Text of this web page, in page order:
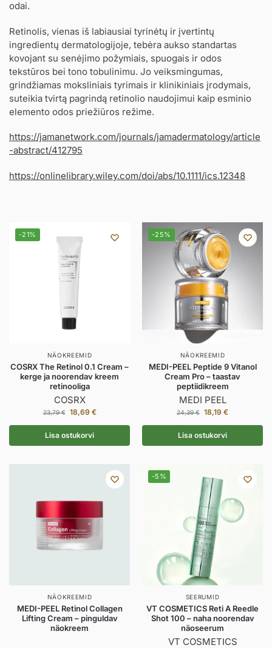
odai.
Retinolis, vienas iš labiausiai tyrinėtų ir įvertintų
ingredientų dermatologijoje, tebėra aukso standartas
kovojant su senėjimo požymiais, spuogais ir odos
tekstūros bei tono tobulinimu. Jo veiksmingumas,
grindžiamas moksliniais tyrimais ir klinikiniais įrodymais,
suteikia tvirtą pagrindą retinolio naudojimui kaip esminio
elemento odos priežiūros režime.
https://jamanetwork.com/journals/jamadermatology/article
-abstract/412795
https://onlinelibrary.wiley.com/doi/abs/10.1111/ics.12348
-21%
NÄOKREEMID
COSRX The Retinol 0.1 Cream –
kerge ja noorendav kreem
retinooliga
COSRX
23,79€ 18,69 €
Lisa ostukorvi
-25%
NÄOKREEMID
MEDI-PEEL Peptide 9 Vitanol
Cream Pro – taastav
peptiidikreem
MEDI PEEL
24,39€ 18,19 €
Lisa ostukorvi
NÄOKREEMID
MEDI-PEEL Retinol Collagen
Lifting Cream – pinguldav
näokreem
-5%
SEERUMID
VT COSMETICS Reti A Reedle
Shot 100 – naha noorendav
näoseerum
VT COSMETICS